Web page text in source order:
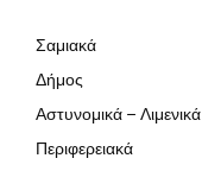
Σαμιακά
Δήμος
Αστυνομικά – Λιμενικά
Περιφερειακά